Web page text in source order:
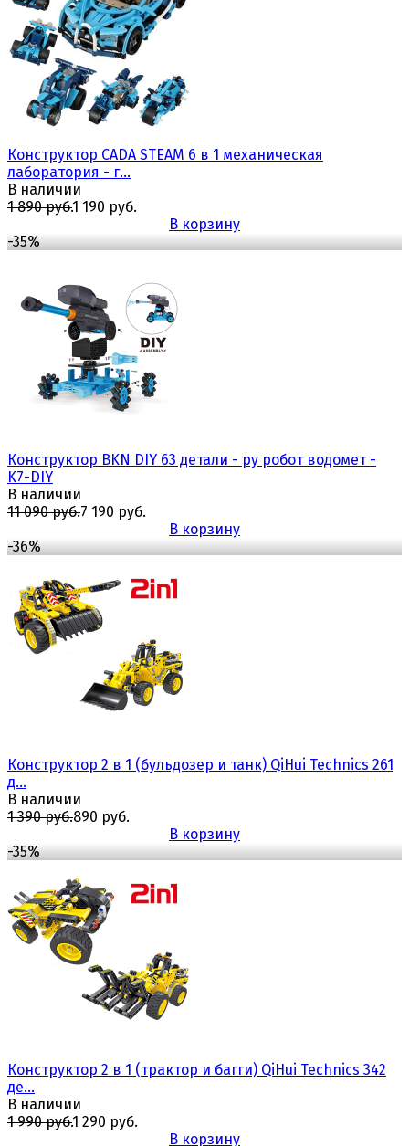
избранноесравнить
избранноесравнить
Конструктор CADA STEAM 6 в 1 механическая
лаборатория - г...
В наличии
1 890 руб.1 190 руб.
В корзину
-35%
избранноесравнить
Конструктор BKN DIY 63 детали - ру робот водомет -
K7-DIY
В наличии
11 090 руб.7 190 руб.
В корзину
-36%
избранноесравнить
Конструктор 2 в 1 (бульдозер и танк) QiHui Technics 261
д...
В наличии
1 390 руб.890 руб.
В корзину
-35%
Конструктор 2 в 1 (трактор и багги) QiHui Technics 342
де...
В наличии
1 990 руб.1 290 руб.
В корзину